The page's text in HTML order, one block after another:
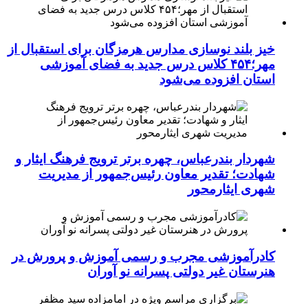
خیز بلند نوسازی مدارس هرمزگان برای استقبال از
مهر؛۴۵۴ کلاس درس جدید به فضای آموزشی
استان افزوده می‌شود
شهردار بندرعباس، چهره برتر ترویج فرهنگ ایثار و
شهادت؛ تقدیر معاون رئیس‌جمهور از مدیریت
شهری ایثارمحور
کادرآموزشی مجرب و رسمی آموزش و پرورش در
هنرستان غیر دولتی پسرانه نو آوران